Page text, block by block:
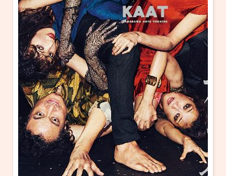
・ よくある質問
・ 芸術監督
・ 施設概要
・ フロアマップ
・ レストラン/カフェ
SNS